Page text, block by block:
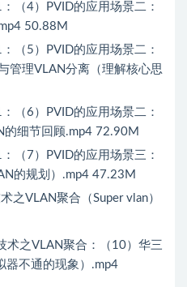
（4）PVID的应用场景二：
50.88M
（5）PVID的应用场景二：
管理VLAN分离（理解核心思
（6）PVID的应用场景二：
的细节回顾.mp4 72.90M
（7）PVID的应用场景三：
的规划）.mp4 47.23M
之VLAN聚合（Super vlan）
术之VLAN聚合：（10）华三
器不通的现象）.mp4